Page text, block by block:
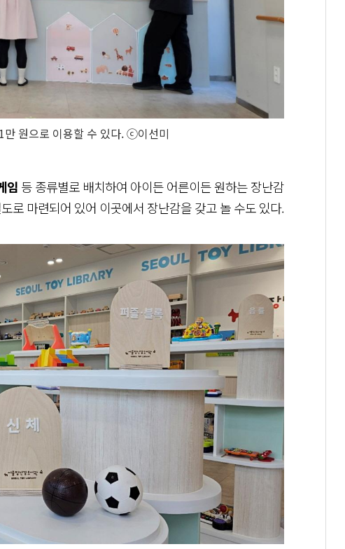
만 원으로 이용할 수 있다. ⓒ이선미
임 등 종류별로 배치하여 아이든 어른이든 원하는 장난감
로 마련되어 있어 이곳에서 장난감을 갖고 놀 수도 있다.